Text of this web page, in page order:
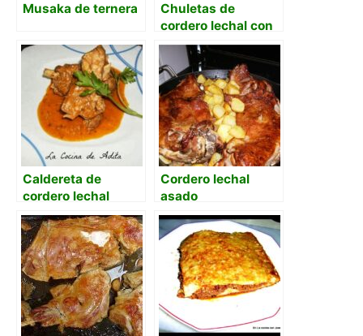
Musaka de ternera
Chuletas de
cordero lechal con
tomate
Caldereta de
cordero lechal
Cordero lechal
asado